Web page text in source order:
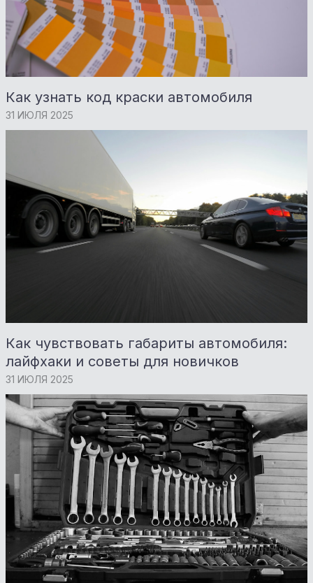
Как узнать код краски автомобиля
31 ИЮЛЯ 2025
Как чувствовать габариты автомобиля:
лайфхаки и советы для новичков
31 ИЮЛЯ 2025